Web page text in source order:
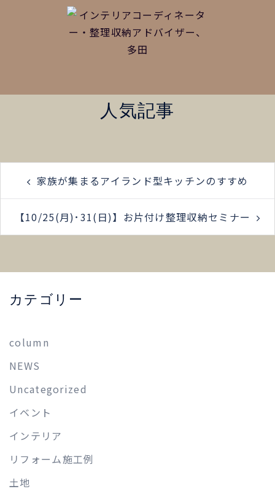
人気記事
家族が集まるアイランド型キッチンのすすめ
【10/25(月)･31(日)】お片付け整理収納セミナー
カテゴリー
column
NEWS
Uncategorized
イベント
インテリア
リフォーム施工例
土地